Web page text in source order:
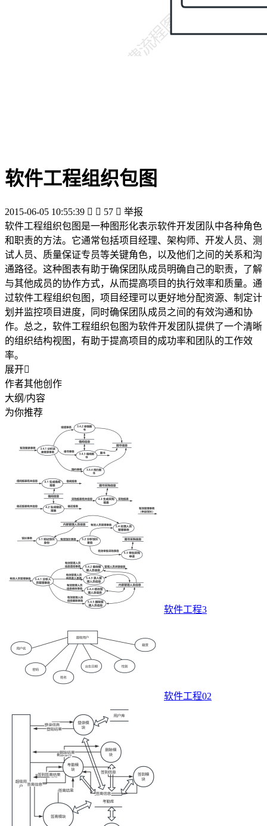
软件工程组织包图
2015-06-05 10:55:39   57  举报
软件工程组织包图是一种图形化表示软件开发团队中各种角色
和职责的方法。它通常包括项目经理、架构师、开发人员、测
试人员、质量保证专员等关键角色，以及他们之间的关系和沟
通路径。这种图表有助于确保团队成员明确自己的职责，了解
与其他成员的协作方式，从而提高项目的执行效率和质量。通
过软件工程组织包图，项目经理可以更好地分配资源、制定计
划并监控项目进度，同时确保团队成员之间的有效沟通和协
作。总之，软件工程组织包图为软件开发团队提供了一个清晰
的组织结构视图，有助于提高项目的成功率和团队的工作效
率。
展开
作者其他创作
大纲/内容
为你推荐
软件工程3
软件工程02